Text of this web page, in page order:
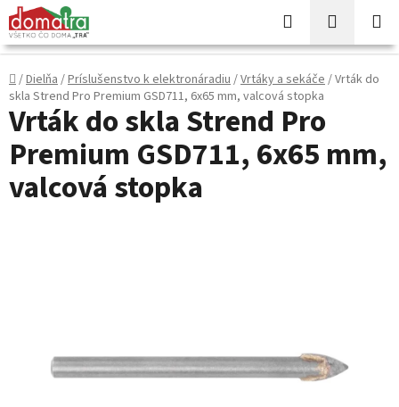
Prejsť
na
obsah
Hľadať
KOŠÍK
Domov
/Dielňa/Príslušenstvo k elektronáradiu/Vrtáky a sekáče/Vrták do
skla Strend Pro Premium GSD711, 6x65 mm, valcová stopka
Vrták do skla Strend Pro
Premium GSD711, 6x65 mm,
valcová stopka